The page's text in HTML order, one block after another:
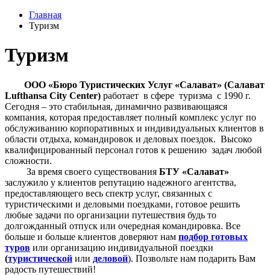
Главная
Туризм
Туризм
ООО «Бюро Туристических Услуг «Салават» (Салават
Lufthansa City Center) работает в сфере туризма с 1990 г.
Сегодня – это стабильная, динамично развивающаяся
компания, которая предоставляет полный комплекс услуг по
обслуживанию корпоративных и индивидуальных клиентов в
области отдыха, командировок и деловых поездок. Высоко
квалифицированный персонал готов к решению задач любой
сложности.
За время своего существования БТУ «Салават»
заслужило у клиентов репутацию надежного агентства,
предоставляющего весь спектр услуг, связанных с
туристическими и деловыми поездками, готовое решить
любые задачи по организации путешествия будь то
долгожданный отпуск или очередная командировка. Все
больше и больше клиентов доверяют нам подбор готовых
туров или организацию индивидуальной поездки
(туристической или деловой). Позвольте нам подарить Вам
радость путешествий!